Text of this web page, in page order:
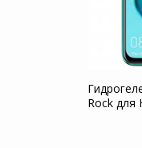
Rock для